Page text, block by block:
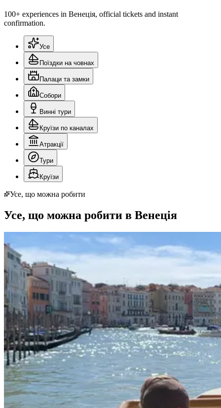
100+ experiences in Венеція, official tickets and instant
confirmation.
Усе
Поїздки на човнах
Палаци та замки
Собори
Винні тури
Круїзи по каналах
Атракції
Тури
Круїзи
Усе, що можна робити
Усе, що можна робити в Венеція